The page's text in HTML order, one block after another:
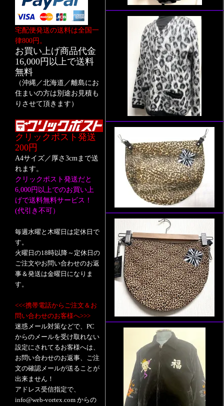
宅配便発送の送料は全国一
律800円。
お買い上げ商品代金
16,000円以上で送料
無料
（沖縄／北海道／離島にお
住まいの方は別途お見積も
りさせて頂きます）
クリックポスト発送
200円
A4サイズ／厚さ3cmまで送
れます。
クリックポスト発送だと
6,000円以上でのお買い上
げで送料無料サービス！
(代引き不可）
毎週水曜と木曜日は定休日で
す。
火曜日の18時以降～定休日の
ご注文やお問い合わせのお返
事＆発送は金曜日になりま
す。
<<<携帯電話からご注文＆お
問い合わせのお客様へ>>>
迷惑メール対策などで、PC
からのメールを受け取れない
設定にされてるお客様へは、
お問い合わせのお返事、ご注
文の確認メールが送ることが
出来ません！
アドレス受信指定で、
info@web-vortex.com からの